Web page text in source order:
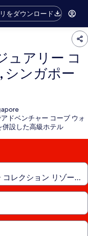
をダウンロード
ュアリー コ
シンガポー
ドベンチャー コーブ ウォ
設した高級ホテル